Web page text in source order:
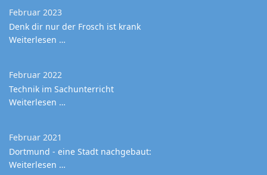
Februar 2023
Denk dir nur der Frosch ist krank
Weiterlesen …
Februar 2022
Technik im Sachunterricht
Weiterlesen …
Februar 2021
Dortmund - eine Stadt nachgebaut:
Weiterlesen …